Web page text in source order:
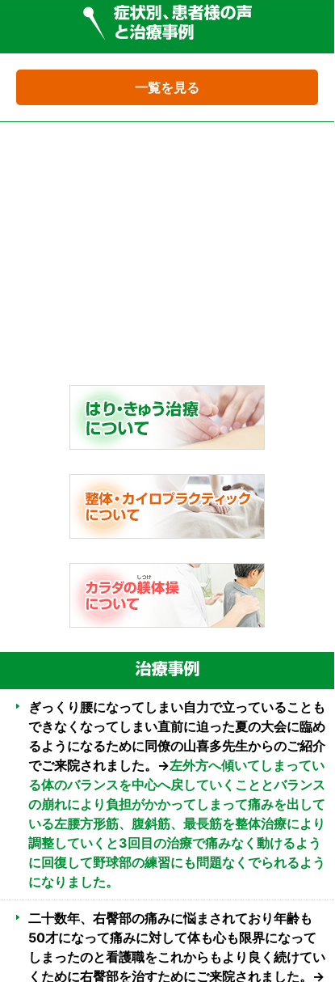
一覧を見る
ぎっくり腰になってしまい自力で立っていることも
できなくなってしまい直前に迫った夏の大会に臨め
るようになるために同僚の山喜多先生からのご紹介
でご来院されました。→左外方へ傾いてしまってい
る体のバランスを中心へ戻していくこととバランス
の崩れにより負担がかかってしまって痛みを出して
いる左腰方形筋、腹斜筋、最長筋を整体治療により
調整していくと3回目の治療で痛みなく動けるよう
に回復して野球部の練習にも問題なくでられるよう
になりました。
二十数年、右臀部の痛みに悩まされており年齢も
50才になって痛みに対して体も心も限界になって
しまったのと看護職をこれからもより良く続けてい
くために右臀部を治すためにご来院されました。→